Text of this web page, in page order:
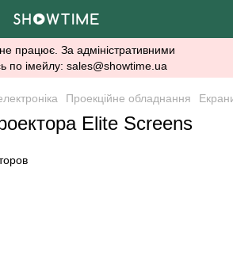
працює. За адміністративними
по імейлу: sales@showtime.ua
Проекційне обладнання
Elite Screens